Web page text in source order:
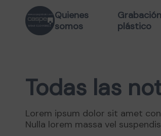
Quienes
somos
plástico
Todas las
Lorem ipsum dolor sit amet
Nulla lorem massa vel